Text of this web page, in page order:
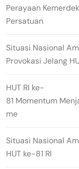
Perayaan
Persatuan
Situasi Nasional
Provokasi Jelang
HUT RI ke-
81 Momentum
me
Situasi Nasional
HUT ke-81 RI